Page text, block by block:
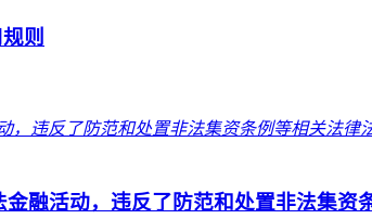
则
融活动，违反了防范和处置非法集